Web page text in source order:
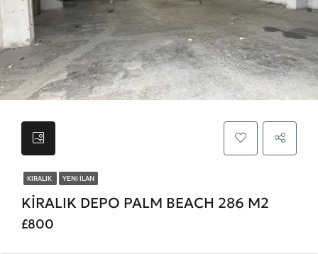
KIRALIK YENI İLAN
KİRALIK DEPO PALM BEACH 286 M2
£800